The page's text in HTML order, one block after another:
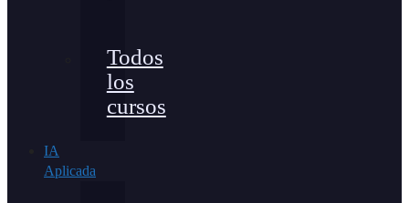
Todos
los
cursos
IA
Aplicada